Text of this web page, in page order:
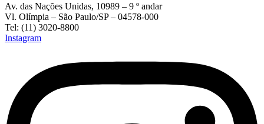
Av. das Nações Unidas, 10989 – 9 º andar
Vl. Olímpia – São Paulo/SP – 04578-000
Tel: (11) 3020-8800
Instagram